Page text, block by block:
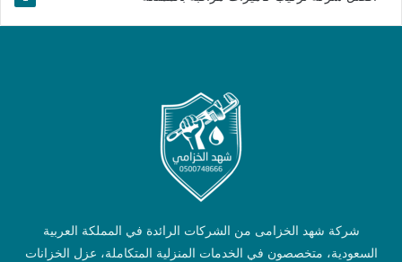
شركة شهد الخزامى من الشركات الرائدة في المملكة العربية
السعودية، متخصصون في الخدمات المنزلية المتكاملة، عزل الخزانات